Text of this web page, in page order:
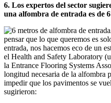
6. Los expertos del sector
una alfombra de entrada es de
pensar que lo que queremos es
entrada, nos hacemos eco de un
el Health and Safety Laboratory
la Entrance Flooring Systems
longitud necesaria de la alfombra
impedir que los pavimentos se
sugirieron: